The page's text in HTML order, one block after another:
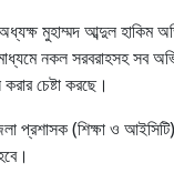
অধ্যক্ষ মুহাম্মদ আব্দুল হাকিম
মাধ্যমে নকল সরবরাহসহ সব
চেষ্টা করছে।
প্রশাসক (শিক্ষা ও